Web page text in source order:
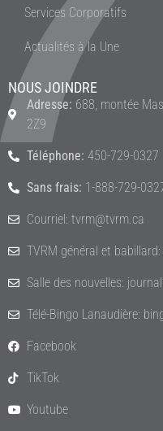
Services Corporatifs
Actualités à la Une
NOUS JOINDRE
Adresse: 688, montée
2Z9
Téléphone: 450-729-0327
Sans frais: 1-888-729-
Courriel: tvrm@tvrm.ca
TVRM général et
Salle des nouvelles:
Télé-Bingo Lanaudière:
Facebook
TikTok
Youtube